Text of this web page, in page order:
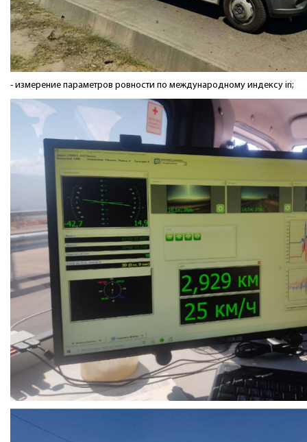
- измерение параметров ровности по международному индексу iri;